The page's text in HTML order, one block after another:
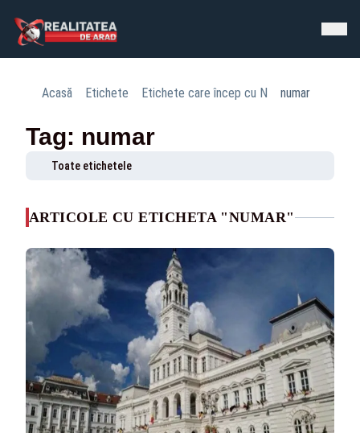
Acasă Etichete Etichete care încep cu N numar
Tag: numar
Toate etichetele
ARTICOLE CU ETICHETA "NUMAR"